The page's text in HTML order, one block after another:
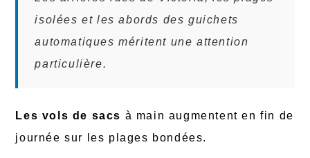
isolées et les abords des guichets
automatiques méritent une attention
particulière.
Les vols de sacs à main augmentent en fin de
journée sur les plages bondées.